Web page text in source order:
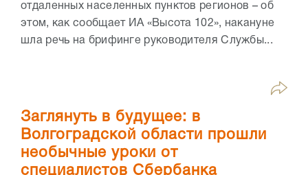
отдаленных населенных пунктов регионов – об
этом, как сообщает ИА «Высота 102», накануне
шла речь на брифинге руководителя Службы...
Заглянуть в будущее: в
Волгоградской области прошли
необычные уроки от
специалистов Сбербанка